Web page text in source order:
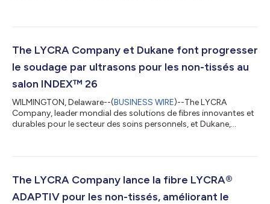
financière globale et sortira de la protection du chapitre 11 le 20
capital durable qui lui permettra de poursuivre sa stratégie de
croissance grâce à des investi...
The LYCRA Company et Dukane font progresser
le soudage par ultrasons pour les non-tissés au
salon INDEX™ 26
WILMINGTON, Delaware--(BUSINESS WIRE)--The LYCRA
Company, leader mondial des solutions de fibres innovantes et
durables pour le secteur des soins personnels, et Dukane,
dernières avancées co-développées en matière de soudage par
Suisse, du 19 au 22 mai. Depuis 2014, les deux entreprises
collaborent au développement de soluti...
The LYCRA Company lance la fibre LYCRA®
ADAPTIV pour les non-tissés, améliorant le